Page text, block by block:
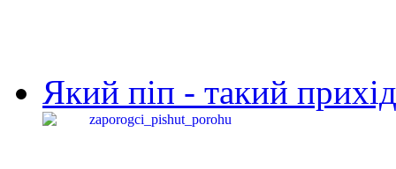
Який піп - такий